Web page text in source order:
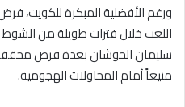
ورغم الأفضلية المبكرة للكويت،
اللعب خلال فترات طويلة من
سليمان الحوشان بعدة فرص
منيعاً أمام المحاولات الهجومية.